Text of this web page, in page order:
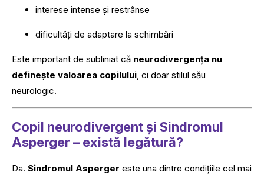
interese intense și restrânse
dificultăți de adaptare la schimbări
Este important de subliniat că neurodivergența nu
definește valoarea copilului , ci doar stilul său
neurologic.
Copil neurodivergent și Sindromul
Asperger – există legătură?
Da. Sindromul Asperger este una dintre condițiile cel mai